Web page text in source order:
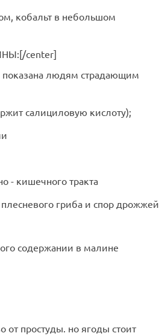
кобальт в небольшом
center]
показана людям страдающим
салициловую кислоту);
- кишечного тракта
гриба и спор дрожжей
содержании в малине
от простуды. но ягоды стоит